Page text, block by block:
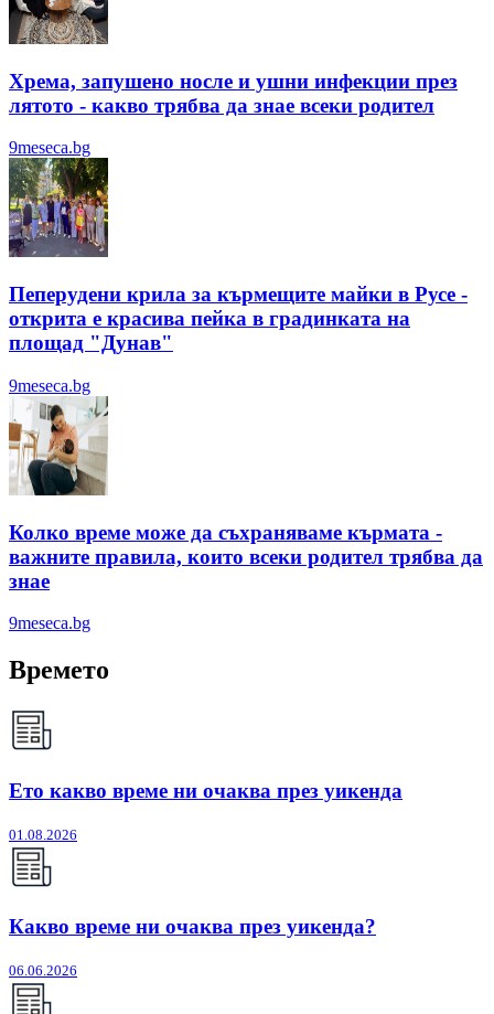
Хрема, запушено носле и ушни инфекции през
лятотo - какво трябва да знае всеки родител
9meseca.bg
Пеперудени крила за кърмещите майки в Русе -
открита е красива пейка в градинката на
площад "Дунав"
9meseca.bg
Колко време може да съхраняваме кърмата -
важните правила, които всеки родител трябва да
знае
9meseca.bg
Времето
Ето какво време ни очаква през уикенда
01.08.2026
Какво време ни очаква през уикенда?
06.06.2026